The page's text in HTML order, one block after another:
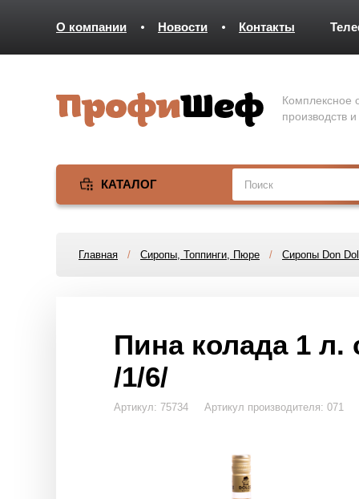
О компании Новости Контакты
Комплексное
производств
КАТАЛОГ
Главная / Сиропы, Топпинги, Пюре / Сиропы Don
Пина колада 1
/1/6/
Артикул: 75734 Артикул производителя: 071